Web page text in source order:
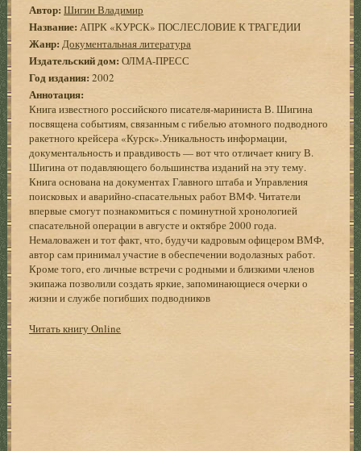
Автор: Шигин Владимир
Название: АПРК «КУРСК» ПОСЛЕСЛОВИЕ К ТРАГЕДИИ
Жанр: Документальная литература
Издательский дом: ОЛМА-ПРЕСС
Год издания:2002
Аннотация:
Книга известного российского писателя-мариниста В. Шигина
посвящена событиям, связанным с гибелью атомного подводного
ракетного крейсера «Курск».Уникальность информации,
документальность и правдивость — вот что отличает книгу В.
Шигина от подавляющего большинства изданий на эту тему.
Книга основана на документах Главного штаба и Управления
поисковых и аварийно-спасательных работ ВМФ. Читатели
впервые смогут познакомиться с поминутной хронологией
спасательной операции в августе и октябре 2000 года.
Немаловажен и тот факт, что, будучи кадровым офицером ВМФ,
автор сам принимал участие в обеспечении водолазных работ.
Кроме того, его личные встречи с родными и близкими членов
экипажа позволили создать яркие, запоминающиеся очерки о
жизни и службе погибших подводников
Читать книгу Online